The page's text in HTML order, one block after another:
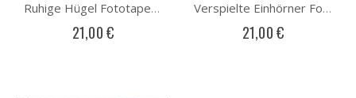
Ruhige Hügel Fototapete
21,00 €
Verspielte Einhörner Fototapete
21,00 €